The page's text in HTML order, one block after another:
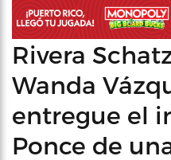
Rivera
Wanda
entregue el
Ponce de